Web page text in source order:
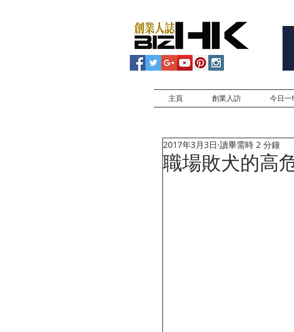
主頁 創業人訪 今日一
職場敗犬的高
2017年3月3日 讀畢需時 2 分鐘